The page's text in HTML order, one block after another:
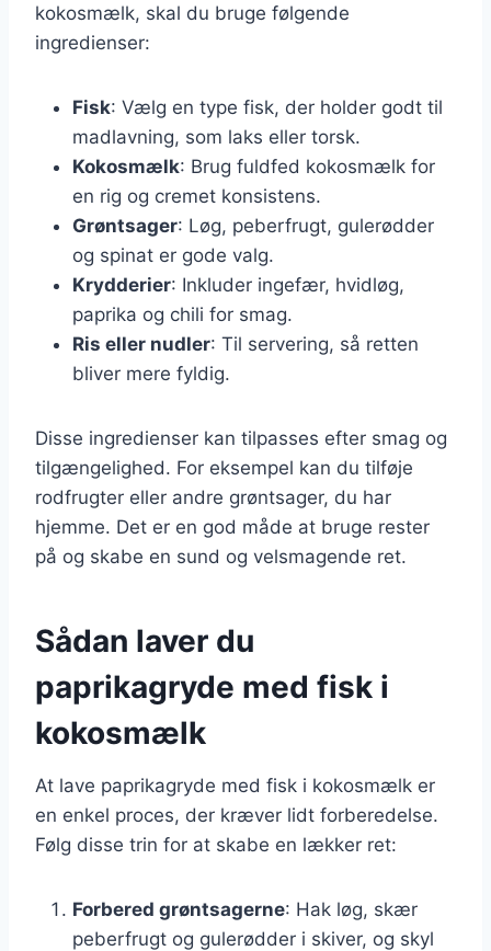
kokosmælk, skal du bruge følgende
ingredienser:
Fisk: Vælg en type fisk, der holder godt til
madlavning, som laks eller torsk.
Kokosmælk: Brug fuldfed kokosmælk for
en rig og cremet konsistens.
Grøntsager: Løg, peberfrugt, gulerødder
og spinat er gode valg.
Krydderier: Inkluder ingefær, hvidløg,
paprika og chili for smag.
Ris eller nudler: Til servering, så retten
bliver mere fyldig.
Disse ingredienser kan tilpasses efter smag og
tilgængelighed. For eksempel kan du tilføje
rodfrugter eller andre grøntsager, du har
hjemme. Det er en god måde at bruge rester
på og skabe en sund og velsmagende ret.
Sådan laver du
paprikagryde med fisk i
kokosmælk
At lave paprikagryde med fisk i kokosmælk er
en enkel proces, der kræver lidt forberedelse.
Følg disse trin for at skabe en lækker ret:
Forbered grøntsagerne: Hak løg, skær
peberfrugt og gulerødder i skiver, og skyl